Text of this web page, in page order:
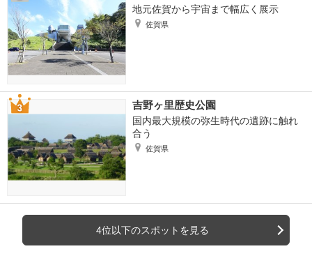
地元佐賀から宇宙まで幅広く展示
佐賀県
吉野ヶ里歴史公園
国内最大規模の弥生時代の遺跡に触れ
合う
佐賀県
4位以下のスポットを見る